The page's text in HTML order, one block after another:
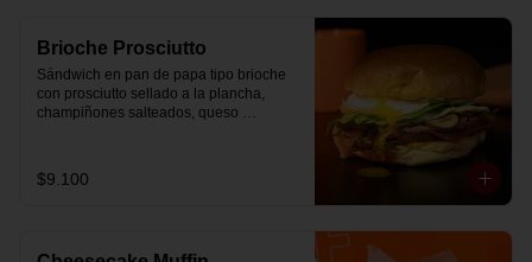
Brioche Prosciutto
Sándwich en pan de papa tipo brioche
con prosciutto sellado a la plancha,
champiñones salteados, queso
$9.100